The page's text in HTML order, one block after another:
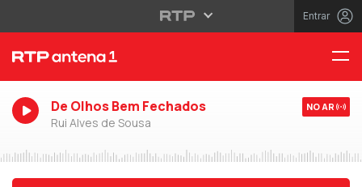
Entrar
De Olhos Bem Fechados
Rui Alves de Sousa
NO AR